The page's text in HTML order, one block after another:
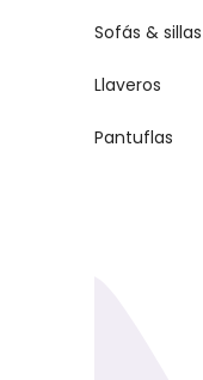
Sofás & sillas
Llaveros
Pantuflas